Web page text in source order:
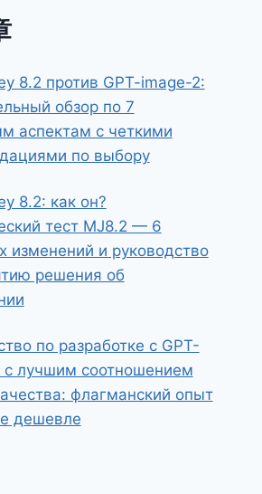
8.2 против GPT-image-2:
обзор по 7
аспектам с четкими
по выбору
8.2: как он?
тест MJ8.2 — 6
изменений и руководство
решения об
по разработке с GPT-
с лучшим соотношением
флагманский опыт
дешевле